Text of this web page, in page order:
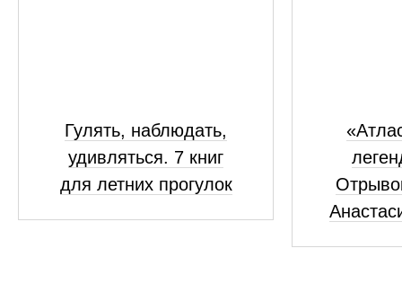
Гулять, наблюдать,
удивляться. 7 книг
для летних прогулок